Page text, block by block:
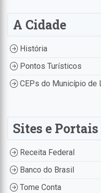
A Cidade
História
Pontos Turísticos
CEPs do Município de
Sites e Portais
Receita Federal
Banco do Brasil
Tome Conta